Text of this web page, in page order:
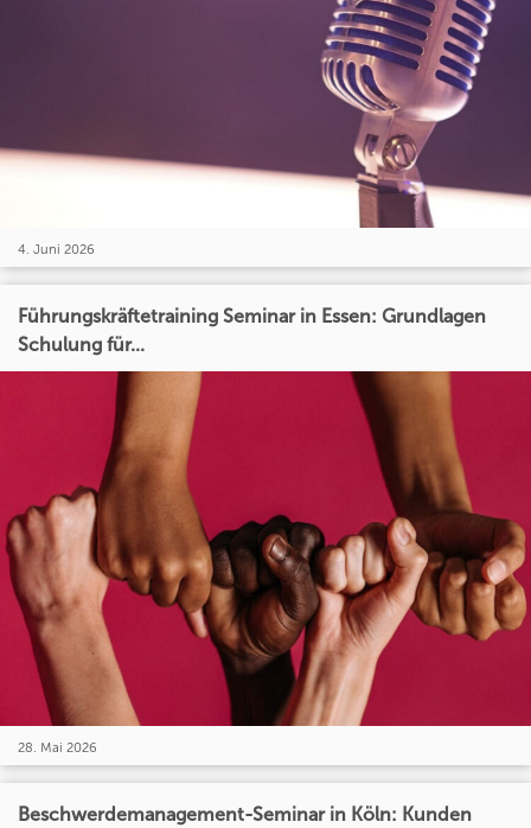
4. Juni 2026
Führungskräftetraining Seminar in Essen: Grundlagen
Schulung für...
28. Mai 2026
Beschwerdemanagement-Seminar in Köln: Kunden